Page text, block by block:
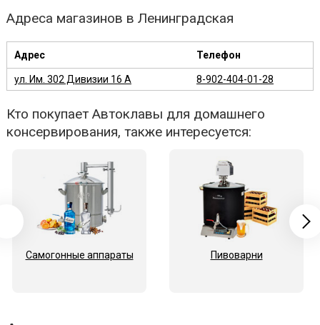
Адреса магазинов в Ленинградская
Адрес Телефон
ул. Им. 302 Дивизии 16 А 8-902-404-01-28
Кто покупает Автоклавы для домашнего
консервирования, также интересуется:
Самогонные аппараты Пивоварни